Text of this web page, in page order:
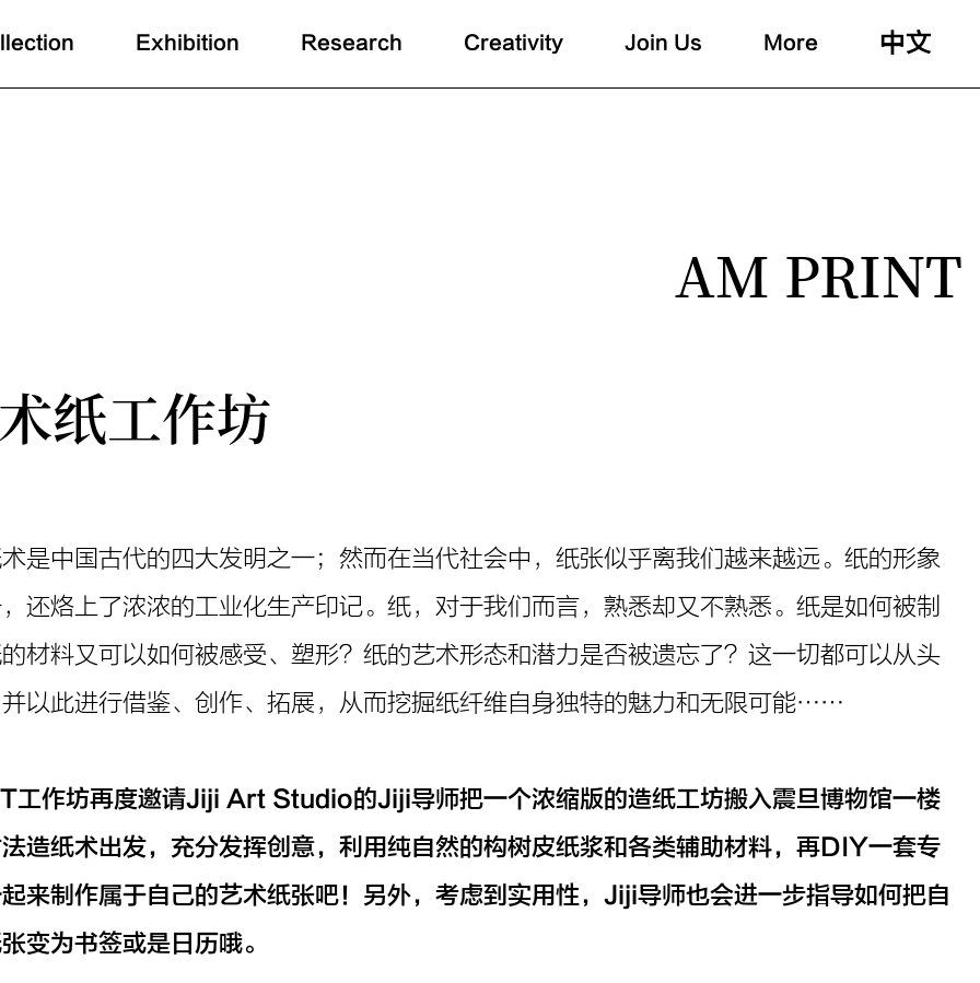
Exhibition Research Creativity Join Us More 中文
AM PRINT
纸工作坊
是中国古代的四大发明之一；然而在当代社会中，纸张似乎离我们越来越远。纸的形象
还烙上了浓浓的工业化生产印记。纸，对于我们而言，熟悉却又不熟悉。纸是如何被制
材料又可以如何被感受、塑形？纸的艺术形态和潜力是否被遗忘了？这一切都可以从头
以此进行借鉴、创作、拓展，从而挖掘纸纤维自身独特的魅力和无限可能……
作坊再度邀请Jiji Art Studio的Jiji导师把一个浓缩版的造纸工坊搬入震旦博物馆一楼
造纸术出发，充分发挥创意，利用纯自然的构树皮纸浆和各类辅助材料，再DIY一套专
来制作属于自己的艺术纸张吧！另外，考虑到实用性，Jiji导师也会进一步指导如何把自
变为书签或是日历哦。